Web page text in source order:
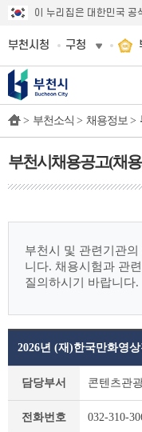
이 누리집은 대한민국 공
부천시청 구청
> 부천소식 > 채용정보 >
부천시채용공고(채
부천시 및 관련기관
니다. 채용시험과 관
질의하시기 바랍니다.
2026년 (재)한국만화영
담당부서 콘텐츠관
전화번호 032-310-